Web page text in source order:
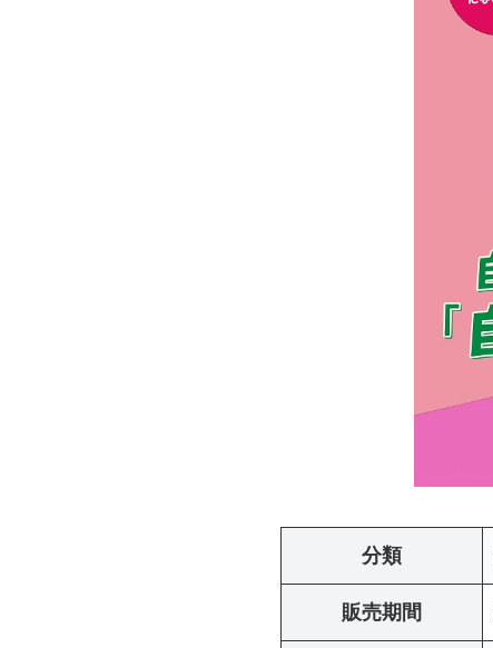
分類
販売期間